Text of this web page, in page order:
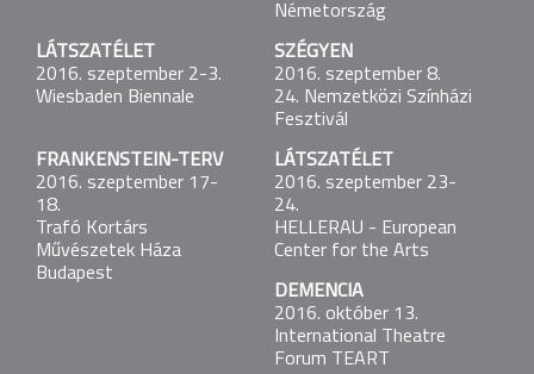
FRANKENSTEIN-TERV
2016. május 14-15.
Trafó Kortárs Művészetek Háza
LÁTSZATÉLET
2016. május 21-24.
Bécsi Ünnepi Hetek
Bécs, Ausztria
Németország
LÁTSZATÉLET
2016. szeptember 2-3.
Wiesbaden Biennale
SZÉGYEN
2016. szeptember 8.
24. Nemzetközi Színházi
Fesztivál
FRANKENSTEIN-TERV
2016. szeptember 17-
18.
Trafó Kortárs
Művészetek Háza
Budapest
LÁTSZATÉLET
2016. szeptember 23-
24.
HELLERAU - European
Center for the Arts
DEMENCIA
2016. október 13.
International Theatre
Forum TEART